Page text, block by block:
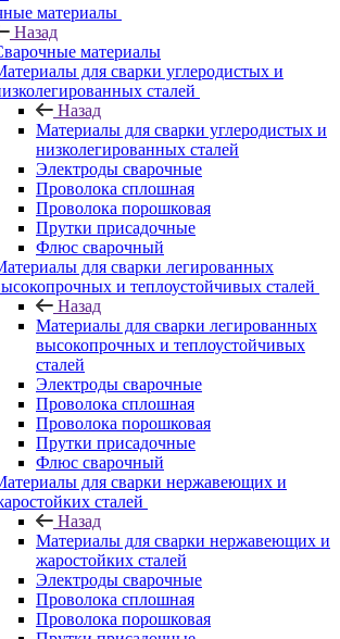
материалы
Назад
материалы
для сварки углеродистых и
сталей
Назад
Материалы для сварки углеродистых и
низколегированных сталей
Электроды сварочные
Проволока сплошная
Проволока порошковая
Прутки присадочные
Флюс сварочный
для сварки легированных
и теплоустойчивых сталей
Назад
Материалы для сварки легированных
высокопрочных и теплоустойчивых
сталей
Электроды сварочные
Проволока сплошная
Проволока порошковая
Прутки присадочные
Флюс сварочный
для сварки нержавеющих и
сталей
Назад
Материалы для сварки нержавеющих и
жаростойких сталей
Электроды сварочные
Проволока сплошная
Проволока порошковая